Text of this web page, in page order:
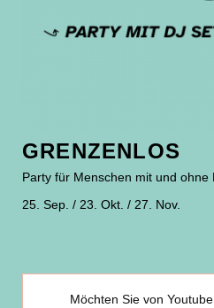
GRENZENLOS
Party für Menschen mit und ohne
25. Sep. / 23. Okt. / 27. Nov.
Möchten Sie von Youtube